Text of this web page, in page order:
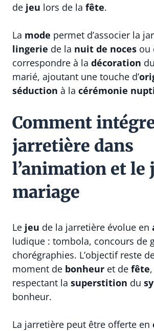
de jeu lors de la fête.
La mode permet d’associer la
lingerie de la nuit de noces ou
correspondre à la décoration du
marié, ajoutant une touche d’
séduction à la cérémonie
Comment
jarretière dans
l’animation et le
mariage
Le jeu de la jarretière évolue en
ludique : tombola, concours de
chorégraphies. L’objectif reste
moment de bonheur et de fête
respectant la superstition du
bonheur.
La jarretière peut être offerte en